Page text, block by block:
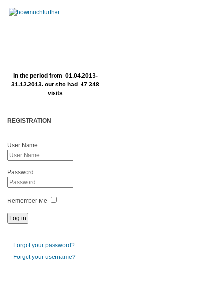
In the period from 01.04.2013-
31.12.2013. our site had 47 348
visits
REGISTRATION
User Name
Password
Remember Me
Forgot your password?
Forgot your username?